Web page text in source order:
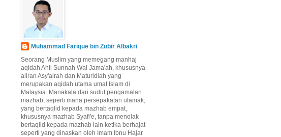
Muhammad Farique bin Zubir Albakri
Seorang Muslim yang memegang manhaj
aqidah Ahli Sunnah Wal Jama'ah, khususnya
aliran Asy'airah dan Maturidiah yang
merupakan aqidah utama umat Islam di
Malaysia. Manakala dari sudut pengamalan
mazhab, seperti mana persepakatan ulamak;
yang bertaqlid kepada mazhab empat,
khususnya mazhab Syafi'e, tanpa menolak
bertaqlid kepada mazhab lain ketika berhajat
seperti yang dinaskan oleh Imam Ibnu Hajar